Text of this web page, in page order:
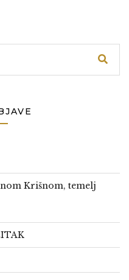
Krišnom, temelj